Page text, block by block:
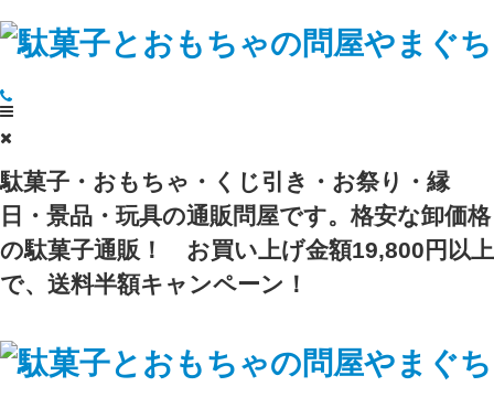
駄菓子・おもちゃ・くじ引き・お祭り・縁
日・景品・玩具の通販問屋です。格安な卸価格
の駄菓子通販！
お買い上げ金額19,800円以上
で、送料半額キャンペーン！